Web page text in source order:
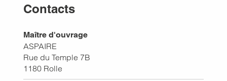
Contacts
Maître d'ouvrage
ASPAIRE
Rue du Temple 7B
1180 Rolle